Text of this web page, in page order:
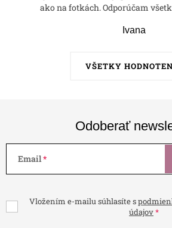
VŠETKY
ako na fotkách. Odporúčam
Ivana
Odoberať
Email
Vložením e-mailu súhlasíte s
údajov